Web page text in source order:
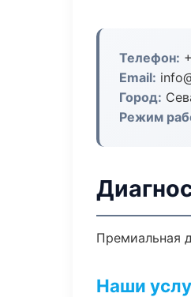
Телефон:
Email:
Город:
Режим
Премиальная
Наши